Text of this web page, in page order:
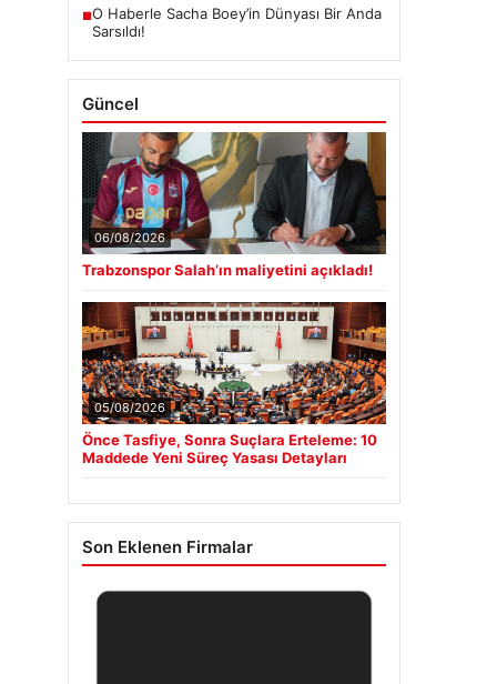
■O Haberle Sacha Boey’in Dünyası Bir Anda
Sarsıldı!
Güncel
06/08/2026
Trabzonspor Salah’ın maliyetini açıkladı!
05/08/2026
Önce Tasfiye, Sonra Suçlara Erteleme: 10
Maddede Yeni Süreç Yasası Detayları
Son Eklenen Firmalar